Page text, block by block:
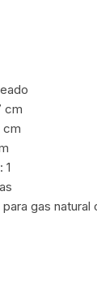
cm
cm
1
gas natural